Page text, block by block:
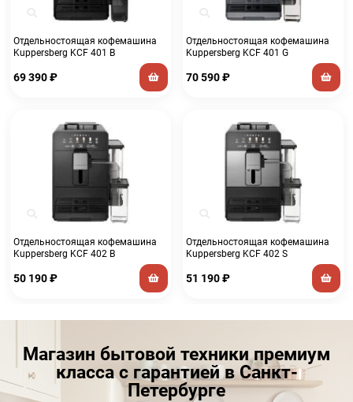
Отдельностоящая кофемашина
Kuppersberg KCF 401 B
69 390₽
Отдельностоящая кофемашина
Kuppersberg KCF 401 G
70 590₽
Отдельностоящая кофемашина
Kuppersberg KCF 402 B
50 190₽
Отдельностоящая кофемашина
Kuppersberg KCF 402 S
51 190₽
Магазин бытовой техники премиум
класса с гарантией в Санкт-
Петербурге